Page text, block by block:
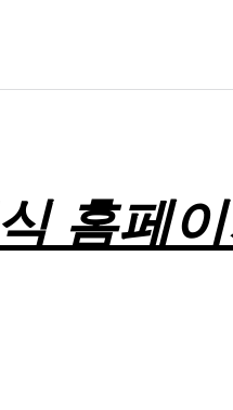
홈페